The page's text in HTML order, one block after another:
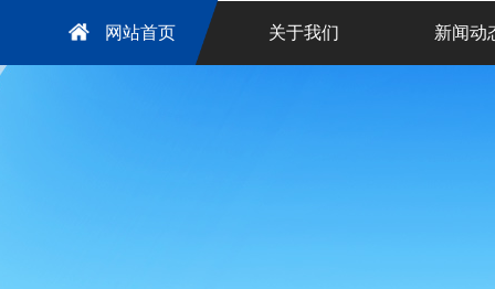
网站首页 关于我们 新闻动